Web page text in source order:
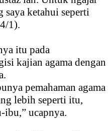
saya ketahui seperti
1).
itu pada
kajian agama dengan
pemahaman agama
lebih seperti itu,
ibu,” ucapnya.